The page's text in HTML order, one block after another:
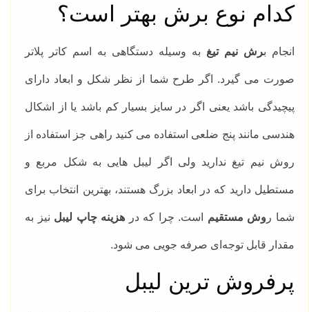
کدام نوع برش بهتر است؟
انجام برش نیم تیغ به وسیله دستگاهی به اسم کاتر پلاتر
صورت می گیرد. اگر طرح شما از نظر شکل و ابعاد دارای
پیچیدگی باشد یعنی اگر در سایز بسیار کم باشد یا از اشکال
هندسی مانند پنج ضلعی استفاده می کنید راهی جز استفاده از
روش نیم تیغ ندارید ولی اگر لیبل هایی به شکل مربع و
مستطیل دارید که در ابعاد بزرگ هستند، بهترین انتخاب برای
شما ر وش مستقیم است. چرا که در هزینه چاپ لیبل نیز به
مقدار قابل توجه‌ای صرفه جویی می شود.
پرفروش ترین لیبل